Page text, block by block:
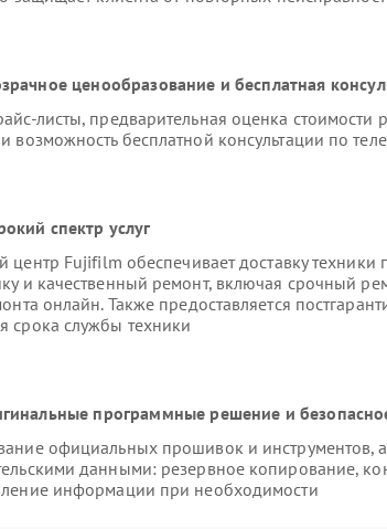
ценообразование и бесплатная
листы, предварительная оценка стоимости
возможность бесплатной консультации по
спектр услуг
центр Fujifilm обеспечивает доставку техники
и качественный ремонт, включая срочный
онлайн. Также предоставляется
срока службы техники
программные решение и
официальных прошивок и инструментов,
данными: резервное копирование,
информации при необходимости